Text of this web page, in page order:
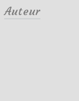
Auteur